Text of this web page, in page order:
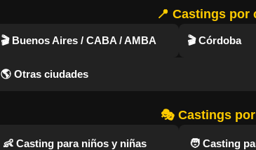
📍 Castings por
🎬 Buenos Aires / CABA / AMBA 🎬 Córdoba
🌎 Otras ciudades
🎭 Castings
👶 Casting para niños y niñas
🧑 Casting